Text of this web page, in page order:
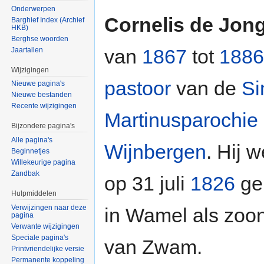
Cornelis de
van 1867 tot 1886
pastoor van de
Martinusparochie
Wijnbergen. Hij
op 31 juli 1826
in Wamel als
van Zwam.
Onderwerpen
Barghief Index (Archief
HKB)
Berghse woorden
Jaartallen
Wijzigingen
Nieuwe pagina's
Nieuwe bestanden
Recente wijzigingen
Bijzondere pagina's
Alle pagina's
Beginnetjes
Willekeurige pagina
Zandbak
Hulpmiddelen
Verwijzingen naar deze
pagina
Verwante wijzigingen
Speciale pagina's
Printvriendelijke versie
Permanente koppeling